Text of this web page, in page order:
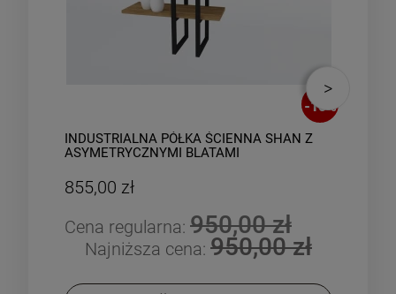
-10%
INDUSTRIALNA PÓŁKA ŚCIENNA SHAN Z
ASYMETRYCZNYMI BLATAMI
855,00 zł
Cena regularna: 950,00 zł
Najniższa cena: 950,00 zł